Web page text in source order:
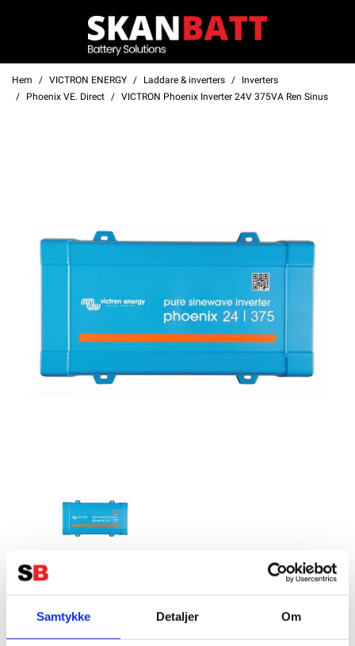
Samtykke Detaljer Om
Hem VICTRON ENERGY Laddare & inverters
Inverters
Phoenix VE. Direct
VICTRON Phoenix Inverter 24V 375VA Ren Sinus
VICTRON Phoenix Inverter 24V
375VA Ren Sinus
Tillverkare:VICTRON